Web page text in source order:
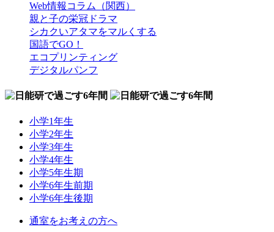
Web情報コラム（関西）
親と子の栄冠ドラマ
シカクいアタマをマルくする
国語でGO！
エコプリンティング
デジタルパンフ
小学1年生
小学2年生
小学3年生
小学4年生
小学5年生期
小学6年生前期
小学6年生後期
通室をお考えの方へ